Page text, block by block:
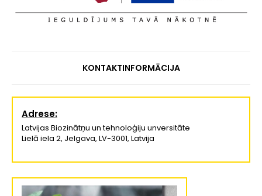
KONTAKTINFORMĀCIJA
Adrese:
Latvijas Biozinātņu un tehnoloģiju unversitāte
Lielā iela 2, Jelgava, LV-3001, Latvija